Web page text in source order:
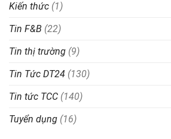
Kiến thức (1)
Tin F&B (22)
Tin thị trường (9)
Tin Tức DT24 (130)
Tin tức TCC (140)
Tuyển dụng (16)